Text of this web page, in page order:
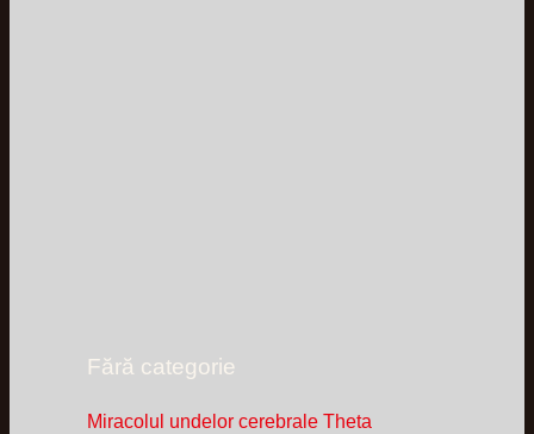
Fără categorie
Miracolul undelor cerebrale Theta